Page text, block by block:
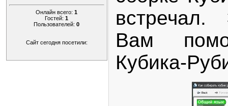
Онлайн всего:1
Гостей:1
Пользователей:0
Сайт сегодня посетили:
встречал.
Вам
Кубика-